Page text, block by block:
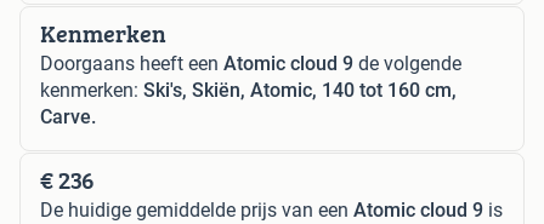
Kenmerken
Doorgaans heeft een Atomic cloud 9 de volgende
kenmerken: Ski's, Skiën, Atomic, 140 tot 160 cm,
Carve.
€ 236
De huidige gemiddelde prijs van een Atomic cloud 9 is